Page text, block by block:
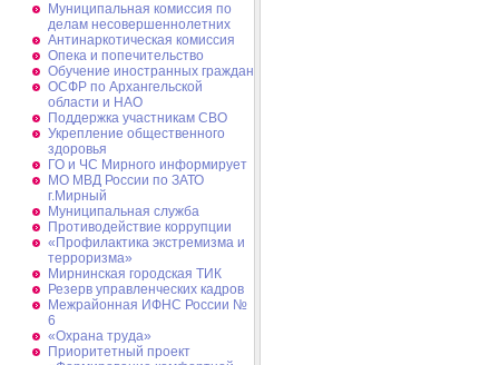
Муниципальная комиссия по
делам несовершеннолетних
Антинаркотическая комиссия
Опека и попечительство
Обучение иностранных граждан
ОСФР по Архангельской
области и НАО
Поддержка участникам СВО
Укрепление общественного
здоровья
ГО и ЧС Мирного информирует
МО МВД России по ЗАТО
г.Мирный
Муниципальная cлужба
Противодействие коррупции
«Профилактика экстремизма и
терроризма»
Мирнинская городская ТИК
Резерв управленческих кадров
Межрайонная ИФНС России №
6
«Охрана труда»
Приоритетный проект